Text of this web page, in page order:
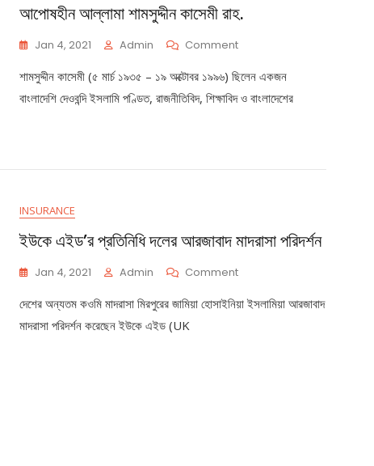
আপোষহীন আল্লামা শামসুদ্দীন কাসেমী রাহ.
Jan 4, 2021 Admin CommentOn
আল্লামা
শামসুদ্দীন
শামসুদ্দীন কাসেমী (৫ মার্চ ১৯৩৫ – ১৯ অক্টোবর ১৯৯৬) ছিলেন একজন
বাংলাদেশি দেওবন্দি ইসলামি পণ্ডিত, রাজনীতিবিদ, শিক্ষাবিদ ও বাংলাদেশের
INSURANCE
ইউকে এইড’র প্রতিনিধি দলের আরজাবাদ মাদরাসা পরিদর্শন
Jan 4, 2021 Admin CommentOn
এইড’র
দেশের অন্যতম কওমি মাদরাসা মিরপুরের জামিয়া হোসাইনিয়া ইসলামিয়া আরজাবাদ
মাদরাসা পরিদর্শন করেছেন ইউকে এইড (UK